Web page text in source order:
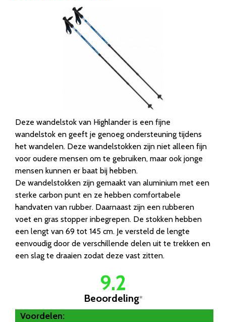
Deze wandelstok van Highlander is een fijne
wandelstok en geeft je genoeg ondersteuning tijdens
het wandelen. Deze wandelstokken zijn niet alleen fijn
voor oudere mensen om te gebruiken, maar ook jonge
mensen kunnen er baat bij hebben.
De wandelstokken zijn gemaakt van aluminium met een
sterke carbon punt en ze hebben comfortabele
handvaten van rubber. Daarnaast zijn een rubberen
voet en gras stopper inbegrepen. De stokken hebben
een lengt van 69 tot 145 cm. Je versteld de lengte
eenvoudig door de verschillende delen uit te trekken en
een slag te draaien zodat deze vast zitten.
9.2
Beoordeling*
Voordelen: